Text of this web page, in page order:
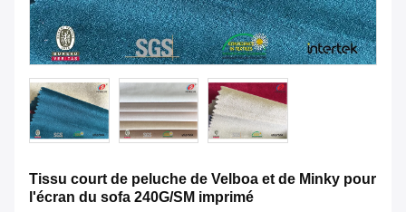
Tissu court de peluche de Velboa et de Minky pour
l'écran du sofa 240G/SM imprimé